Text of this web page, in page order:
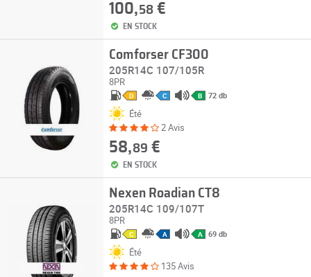
100,58€
EN STOCK
Comforser CF300
205R14C 107/105R
8PR
D C B 72 db
Été
2 Avis
58,89 €
EN STOCK
Nexen Roadian CT8
205R14C 109/107T
8PR
C A A 69 db
Été
135 Avis